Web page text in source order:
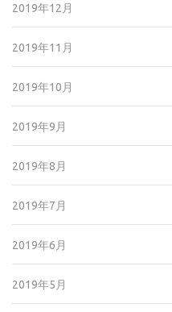
2019年12月
2019年11月
2019年10月
2019年9月
2019年8月
2019年7月
2019年6月
2019年5月